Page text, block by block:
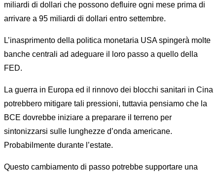
miliardi di dollari che possono defluire ogni mese prima di
arrivare a 95 miliardi di dollari entro settembre.
L’inasprimento della politica monetaria USA spingerà molte
banche centrali ad adeguare il loro passo a quello della
FED.
La guerra in Europa ed il rinnovo dei blocchi sanitari in Cina
potrebbero mitigare tali pressioni, tuttavia pensiamo che la
BCE dovrebbe iniziare a preparare il terreno per
sintonizzarsi sulle lunghezze d’onda americane.
Probabilmente durante l’estate.
Questo cambiamento di passo potrebbe supportare una